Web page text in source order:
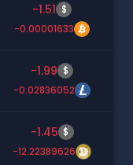
-1.51 $
-0.00001633
-1.99 $
-0.02836052
-1.45 $
-12.22389626